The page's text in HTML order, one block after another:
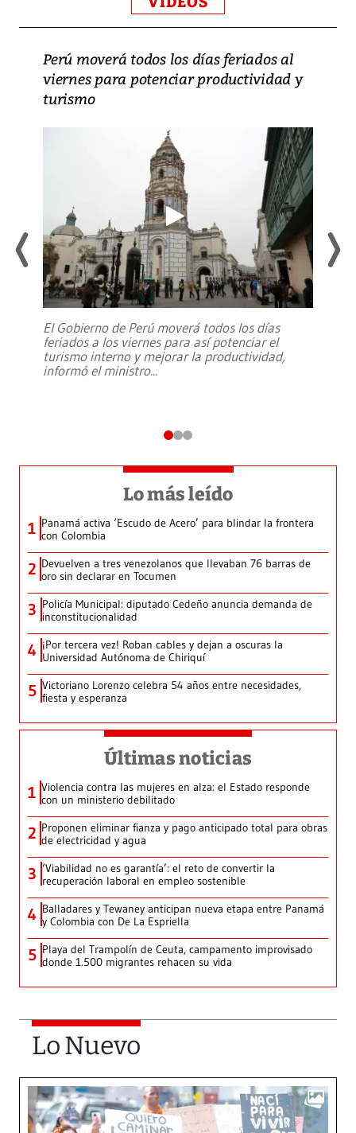
Perú moverá todos los días feriados al
viernes para potenciar productividad y
turismo
El Gobierno de Perú moverá todos los días
feriados a los viernes para así potenciar el
turismo interno y mejorar la productividad,
informó el ministro...
Lo más leído
1 Panamá activa ‘Escudo de Acero’ para blindar la frontera
con Colombia
2 Devuelven a tres venezolanos que llevaban 76 barras de
oro sin declarar en Tocumen
3 Policía Municipal: diputado Cedeño anuncia demanda de
inconstitucionalidad
4 ¡Por tercera vez! Roban cables y dejan a oscuras la
Universidad Autónoma de Chiriquí
5 Victoriano Lorenzo celebra 54 años entre necesidades,
fiesta y esperanza
Últimas noticias
1 Violencia contra las mujeres en alza: el Estado responde
con un ministerio debilitado
2 Proponen eliminar fianza y pago anticipado total para obras
de electricidad y agua
3 ‘Viabilidad no es garantía’: el reto de convertir la
recuperación laboral en empleo sostenible
4 Balladares y Tewaney anticipan nueva etapa entre Panamá
y Colombia con De La Espriella
5 Playa del Trampolín de Ceuta, campamento improvisado
donde 1.500 migrantes rehacen su vida
Lo Nuevo